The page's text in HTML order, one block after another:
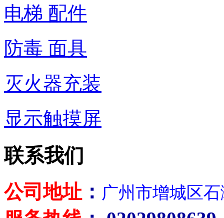
电梯 配件
防毒 面具
灭火器充装
显示触摸屏
联系我们
公司地址 ： 广州市增城区